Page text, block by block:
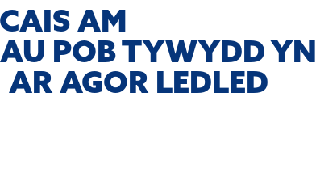
AM
POB TYWYDD YN
AGOR LEDLED